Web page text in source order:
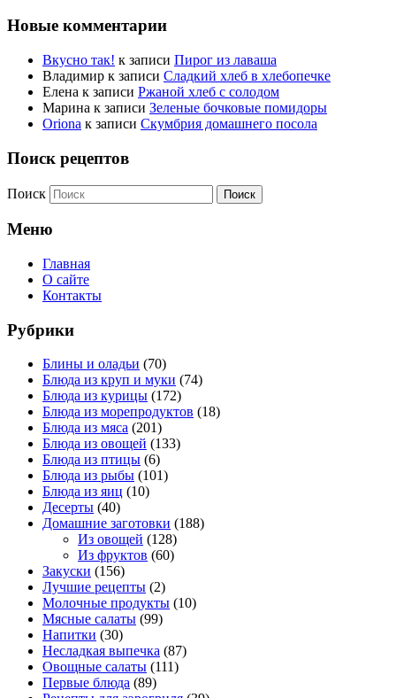
Новые комментарии
Вкусно так! к записи Пирог из лаваша
Владимир к записи Сладкий хлеб в хлебопечке
Елена к записи Ржаной хлеб с солодом
Марина к записи Зеленые бочковые помидоры
Oriona к записи Скумбрия домашнего посола
Поиск рецептов
Поиск
Меню
Главная
О сайте
Контакты
Рубрики
Блины и оладьи (70)
Блюда из круп и муки (74)
Блюда из курицы (172)
Блюда из морепродуктов (18)
Блюда из мяса (201)
Блюда из овощей (133)
Блюда из птицы (6)
Блюда из рыбы (101)
Блюда из яиц (10)
Десерты (40)
Домашние заготовки (188)
Из овощей (128)
Из фруктов (60)
Закуски (156)
Лучшие рецепты (2)
Молочные продукты (10)
Мясные салаты (99)
Напитки (30)
Несладкая выпечка (87)
Овощные салаты (111)
Первые блюда (89)